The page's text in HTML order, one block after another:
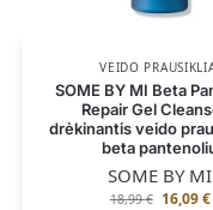
VEIDO
SOME BY MI Beta
Repair Gel
drėkinantis veido
beta
SOME BY MI
18,99€ 16,09€